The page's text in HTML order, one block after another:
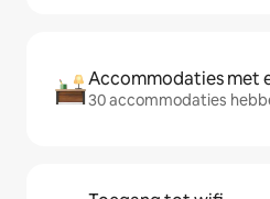
Accommodaties met
30 accommodaties